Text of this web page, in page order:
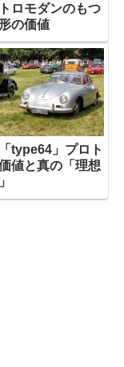
ロモダンのもつ
の価値
type64」プロト
値と真の「理想